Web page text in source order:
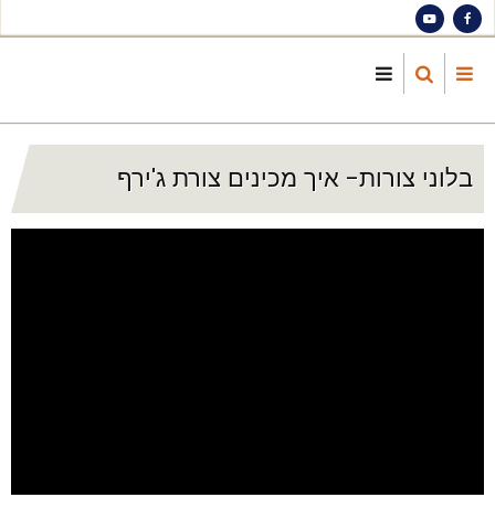
בלוני צורות- איך מכינים צורת ג'ירף